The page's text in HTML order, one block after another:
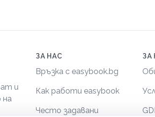
и
на
ЗА НАС
Връзка с easybook.bg
Как работи easybook
Често задавани
ЗА